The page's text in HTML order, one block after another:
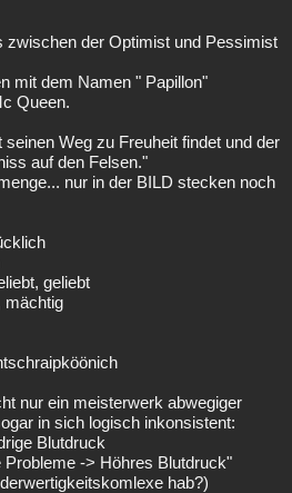
zwischen der Optimist und Pessimist
mit dem Namen " Papillon"
Queen.
Weg zu Freuheit findet und der
auf den Felsen."
nur in der BILD stecken noch
geliebt
mächtig
nur ein meisterwerk abwegiger
in sich logisch inkonsistent:
Blutdruck
-> Höhres Blutdruck"
hab?)